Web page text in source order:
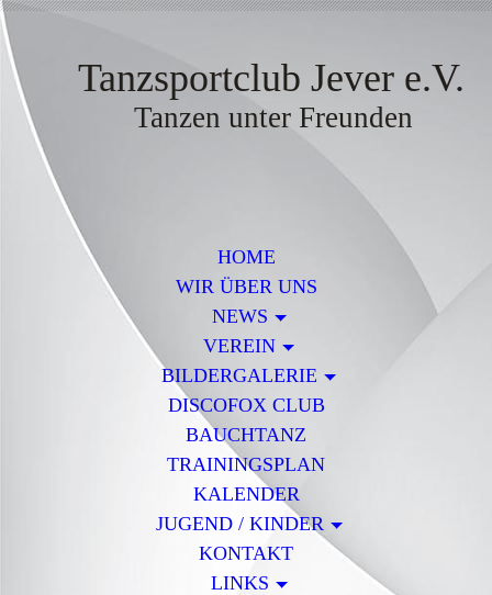
Tanzsportclub Jever e.V.
Tanzen unter Freunden
HOME
WIR ÜBER UNS
NEWS
VEREIN
BILDERGALERIE
DISCOFOX CLUB
BAUCHTANZ
TRAININGSPLAN
KALENDER
JUGEND / KINDER
KONTAKT
LINKS